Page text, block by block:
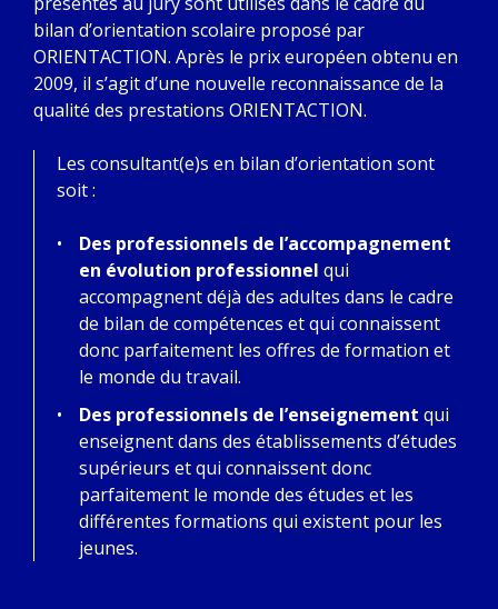
bilan d’orientation scolaire proposé par
ORIENTACTION. Après le prix européen obtenu en
2009, il s’agit d’une nouvelle reconnaissance de la
qualité des prestations ORIENTACTION.
Les consultant(e)s en bilan d’orientation sont
soit :
Des professionnels de l’accompagnement
en évolution professionnel qui
accompagnent déjà des adultes dans le cadre
de bilan de compétences et qui connaissent
donc parfaitement les offres de formation et
le monde du travail.
Des professionnels de l’enseignement qui
enseignent dans des établissements d’études
supérieurs et qui connaissent donc
parfaitement le monde des études et les
différentes formations qui existent pour les
jeunes.